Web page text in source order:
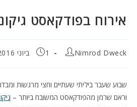
אירוח בפודקאסט
מחבר:
Nimrod Dweck פורסם:1 ביוני 2016
שבוע שעבר ביליתי שעתיים וחצי מרגשות
וראם שרמן מהפודקאסט המשובח ביותר –